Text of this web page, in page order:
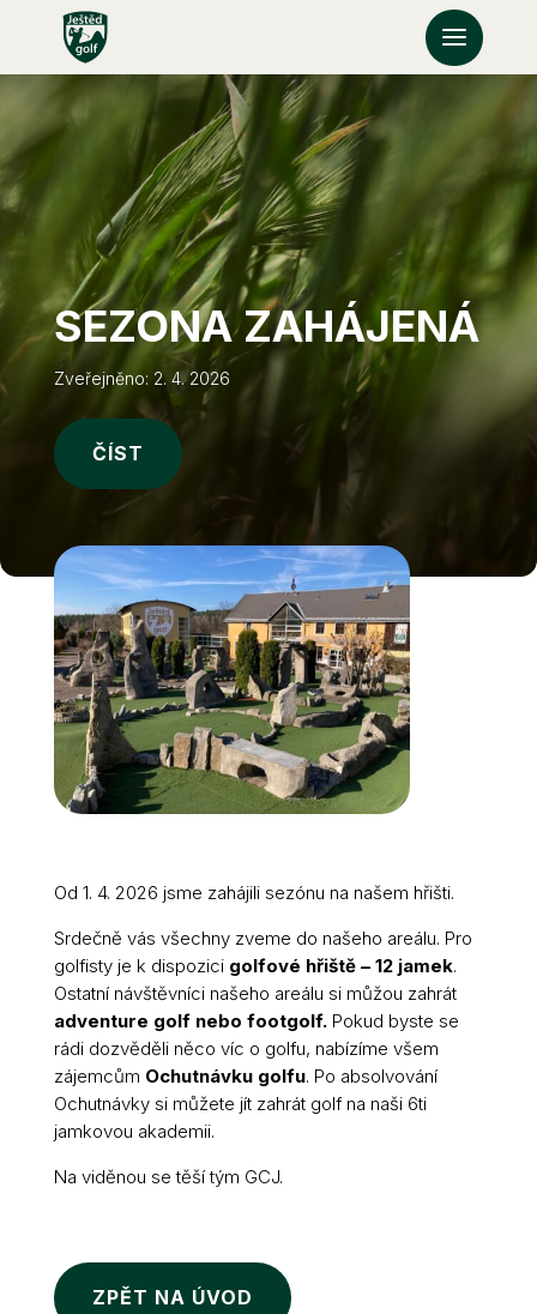
SEZONA ZAHÁJENÁ
Zveřejněno: 2. 4. 2026
ČÍST
Od 1. 4. 2026 jsme zahájili sezónu na našem hřišti.
Srdečně vás všechny zveme do našeho areálu. Pro
golfisty je k dispozici golfové hřiště – 12 jamek.
Ostatní návštěvníci našeho areálu si můžou zahrát
adventure golf nebo footgolf.Pokud byste se
rádi dozvěděli něco víc o golfu, nabízíme všem
zájemcům Ochutnávku golfu. Po absolvování
Ochutnávky si můžete jít zahrát golf na naši 6ti
jamkovou akademii.
Na viděnou se těší tým GCJ.
ZPĚT NA ÚVOD